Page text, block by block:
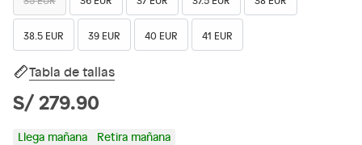
38.5 EUR 39 EUR 40 EUR 41 EUR
Tabla de tallas
S/ 279.90
Llega mañana Retira mañana